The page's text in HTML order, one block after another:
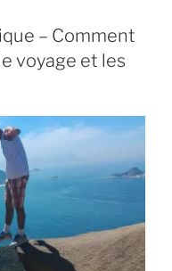
– Comment
voyage et les